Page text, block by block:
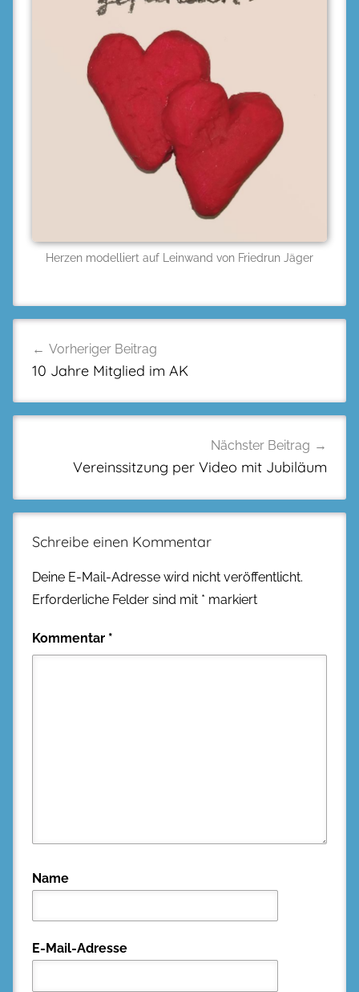
Herzen modelliert auf Leinwand von Friedrun Jäger
Vorheriger Beitrag
10 Jahre Mitglied im AK
Nächster Beitrag
Vereinssitzung per Video mit Jubiläum
Schreibe einen Kommentar
Deine E-Mail-Adresse wird nicht veröffentlicht.
Erforderliche Felder sind mit * markiert
Kommentar *
Name
E-Mail-Adresse